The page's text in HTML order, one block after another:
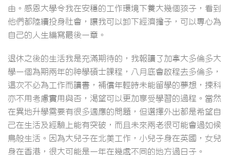
由。感恩大學令我在安穩的工作環境下養大幾個孩子，看到
他們都陸續投身社會，讓我可以卸下經濟擔子，可以專心為
自己的人生編寫最後一章。
退休之後的生活我是充滿期待的，我報讀了加拿大多倫多大
學一個為期兩年的神學碩士課程，八月底會啟程去多倫多，
這次不必為工作而讀書，補償年輕時未能留學的夢想，揀科
亦不用考慮實用與否，渴望可以更加享受學習的過程。當然
在異地升學需要有很多適應的問題，但選擇外出都是希望自
己在生活及經驗上能有突破，而且未來兩老很可能會過如候
鳥般生活。因為大兒子在北美工作，小兒子身在英國，女兒
身在香港，很大可能是一年在幾處不同的地方過日子。